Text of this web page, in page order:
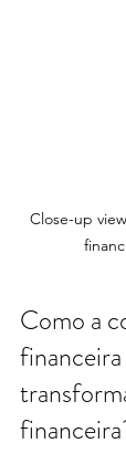
Close-up
Como a